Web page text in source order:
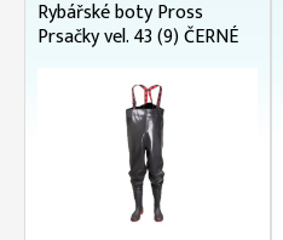
Rybářské boty Pross
Prsačky vel. 43 (9) ČERNÉ